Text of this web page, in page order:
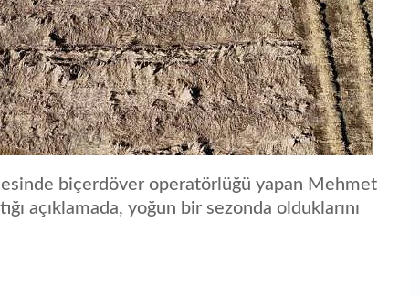
biçerdöver operatörlüğü yapan Mehmet
açıklamada, yoğun bir sezonda olduklarını